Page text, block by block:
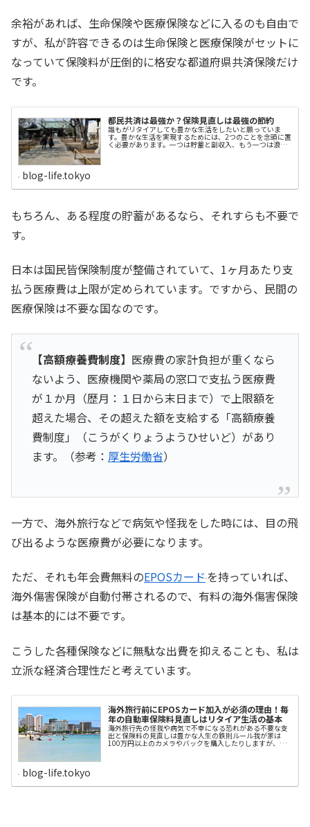
余裕があれば、生命保険や医療保険などに入るのも自由で
すが、私が許容できるのは生命保険と医療保険がセットに
なっていて保険料が圧倒的に格安な都道府県共済保険だけ
です。
都民共済は最強か？保険見直しは最強の節約
誰もがリタイアしても豊かな生活をしたいと願っていま
す。豊かな生活を実現するためには、2つのことを念頭に置
く必要があります。一つは貯蓄と副収入、もう一つは浪費
ホなど電話・通信費」、「生命保険や医療保険」、「セコ
にするために支払う経費と、不安を解消するために支払う
経費に分ける事ができます。・生活利便経費→「電気ガ
blog-life.tokyo
もちろん、ある程度の貯蓄があるなら、それすらも不要で
す。
日本は国民皆保険制度が整備されていて、1ヶ月あたり支
払う医療費は上限が定められています。ですから、民間の
医療保険は不要な国なのです。
【高額療養費制度】 医療費の家計負担が重くなら
ないよう、医療機関や薬局の窓口で支払う医療費
が１か月（歴月：１日から末日まで）で上限額を
超えた場合、その超えた額を支給する「高額療養
費制度」（こうがくりょうようひせいど）があり
ます。（参考： 厚生労働省）
一方で、海外旅行などで病気や怪我をした時には、目の飛
び出るような医療費が必要になります。
ただ、それも年会費無料のEPOSカード を持っていれば、
海外傷害保険が自動付帯されるので、有料の海外傷害保険
は基本的には不要です。
こうした各種保険などに無駄な出費を抑えることも、私は
立派な経済合理性だと考えています。
海外旅行前にEPOSカード加入が必須の理由！毎
年の自動車保険料見直しはリタイア生活の基本
海外旅行先の怪我や病気で不幸になる恐れがある不要な支
出と保険料の見直しは豊かな人生の鉄則ルール我が家は
100万円以上のカメラやバックを購入したりしますが、一
方で不要なコストは徹底的に見直すのが習慣です。とく
化できないからです。今回は、以前、ご紹介して、とても
blog-life.tokyo